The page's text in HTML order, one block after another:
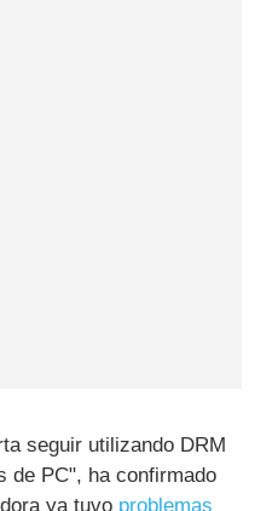
seguir utilizando DRM
de PC", ha confirmado
ya tuvo problemas